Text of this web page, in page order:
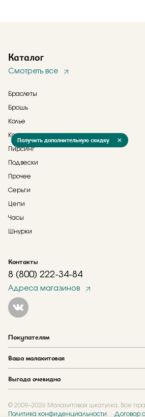
Каталог
Смотреть все
Браслеты
Брошь
Колье
Кольца
Пирсинг
Подвески
Прочее
Серьги
Цепи
Часы
Шнурки
Контакты
8 (800) 222-34-84
Адреса магазинов
Покупателям
Ваша малахитовая
Где купить
Новости
Выгода очевидна
Акции
Обмен и скупка
© 2009–2026 Малахитовая шкатулка. Все
Политика конфиденциальности
Договор
Получить дополнительную скидку